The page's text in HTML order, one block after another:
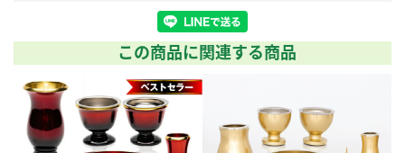
※商品仕様につきましては予告なく
変更することがございます。予めご
了承ください。
この商品に関連する商品